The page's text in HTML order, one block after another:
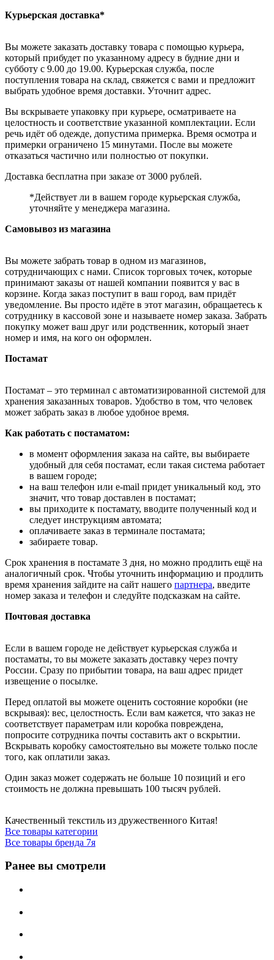
Курьерская доставка*
Вы можете заказать доставку товара с помощью курьера,
который прибудет по указанному адресу в будние дни и
субботу с 9.00 до 19.00. Курьерская служба, после
поступления товара на склад, свяжется с вами и предложит
выбрать удобное время доставки. Уточнит адрес.
Вы вскрываете упаковку при курьере, осматриваете на
целостность и соответствие указанной комплектации. Если
речь идёт об одежде, допустима примерка. Время осмотра и
примерки ограничено 15 минутами. После вы можете
отказаться частично или полностью от покупки.
Доставка бесплатна при заказе от 3000 рублей.
*Действует ли в вашем городе курьерская служба,
уточняйте у менеджера магазина.
Самовывоз из магазина
Вы можете забрать товар в одном из магазинов,
сотрудничающих с нами. Список торговых точек, которые
принимают заказы от нашей компании появится у вас в
корзине. Когда заказ поступит в ваш город, вам придёт
уведомление. Вы просто идёте в этот магазин, обращаетесь к
сотруднику в кассовой зоне и называете номер заказа. Забрать
покупку может ваш друг или родственник, который знает
номер и имя, на кого он оформлен.
Постамат
Постамат – это терминал с автоматизированной системой для
хранения заказанных товаров. Удобство в том, что человек
может забрать заказ в любое удобное время.
Как работать с постаматом:
в момент оформления заказа на сайте, вы выбираете
удобный для себя постамат, если такая система работает
в вашем городе;
на ваш телефон или e-mail придет уникальный код, это
значит, что товар доставлен в постамат;
вы приходите к постамату, вводите полученный код и
следует инструкциям автомата;
оплачиваете заказ в терминале постамата;
забираете товар.
Срок хранения в постамате 3 дня, но можно продлить ещё на
аналогичный срок. Чтобы уточнить информацию и продлить
время хранения зайдите на сайт нашего партнера, введите
номер заказа и телефон и следуйте подсказкам на сайте.
Почтовая доставка
Если в вашем городе не действует курьерская служба и
постаматы, то вы можете заказать доставку через почту
России. Сразу по прибытии товара, на ваш адрес придет
извещение о посылке.
Перед оплатой вы можете оценить состояние коробки (не
вскрывая): вес, целостность. Если вам кажется, что заказ не
соответствует параметрам или коробка повреждена,
попросите сотрудника почты составить акт о вскрытии.
Вскрывать коробку самостоятельно вы можете только после
того, как оплатили заказ.
Один заказ может содержать не больше 10 позиций и его
стоимость не должна превышать 100 тысяч рублей.
Качественный текстиль из дружественного Китая!
Все товары категории
Все товары бренда 7я
Ранее вы смотрели